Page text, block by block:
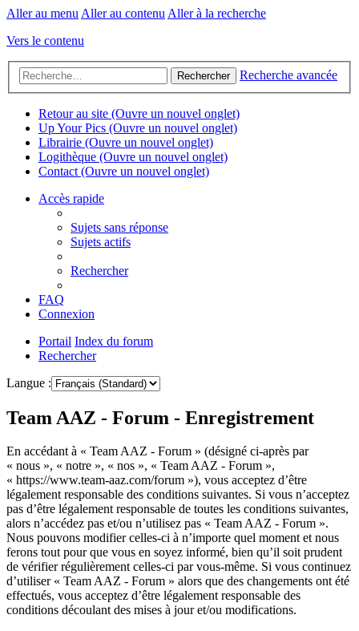
Aller au menu Aller au contenu Aller à la recherche
Vers le contenu
Rechercher Recherche avancée
Retour au site (Ouvre un nouvel onglet)
Up Your Pics (Ouvre un nouvel onglet)
Librairie (Ouvre un nouvel onglet)
Logithèque (Ouvre un nouvel onglet)
Contact (Ouvre un nouvel onglet)
Accès rapide
Sujets sans réponse
Sujets actifs
Rechercher
FAQ
Connexion
Portail Index du forum
Rechercher
Langue :
Team AAZ - Forum - Enregistrement
En accédant à « Team AAZ - Forum » (désigné ci-après par
« nous », « notre », « nos », « Team AAZ - Forum »,
« https://www.team-aaz.com/forum »), vous acceptez d’être
légalement responsable des conditions suivantes. Si vous n’acceptez
pas d’être légalement responsable de toutes les conditions suivantes,
alors n’accédez pas et/ou n’utilisez pas « Team AAZ - Forum ».
Nous pouvons modifier celles-ci à n’importe quel moment et nous
ferons tout pour que vous en soyez informé, bien qu’il soit prudent
de vérifier régulièrement celles-ci par vous-même. Si vous continuez
d’utiliser « Team AAZ - Forum » alors que des changements ont été
effectués, vous acceptez d’être légalement responsable des
conditions découlant des mises à jour et/ou modifications.